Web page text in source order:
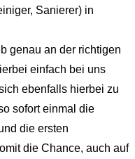
Sanierer) in
genau an der richtigen
einfach bei uns
ebenfalls hierbei zu
sofort einmal die
die ersten
die Chance, auch auf